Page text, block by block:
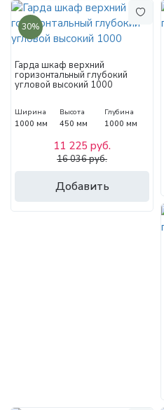
30%
Гарда шкаф верхний
горизонтальный глубокий
угловой высокий 1000
Ширина
1000 мм
Высота
450 мм
Глубина
1000 мм
Добавить
11 225 руб.
16 036 руб.